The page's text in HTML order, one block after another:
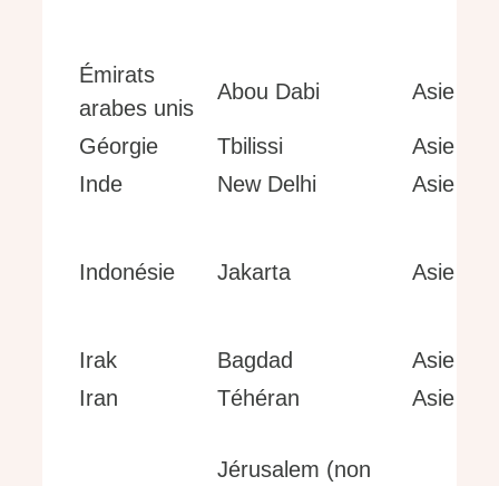
Émirats
arabes unis
Abou Dabi Asie
Géorgie Tbilissi
Asie
Inde
New Delhi Asie
Indonésie Jakarta Asie
Irak Bagdad
Asie
Iran
Téhéran Asie
Jérusalem (non